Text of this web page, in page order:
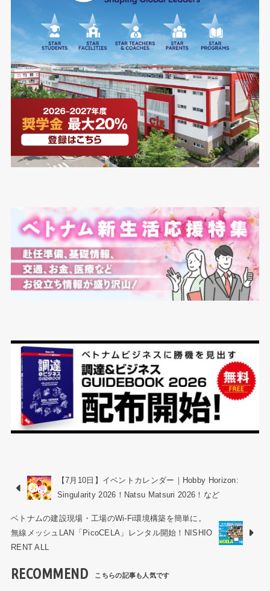
【7月10日】イベントカレンダー｜Hobby Horizon:
Singularity 2026！Natsu Matsuri 2026！など
ベトナムの建設現場・工場のWi-Fi環境構築を簡単に。
無線メッシュLAN「PicoCELA」レンタル開始！NISHIO
RENT ALL
RECOMMEND